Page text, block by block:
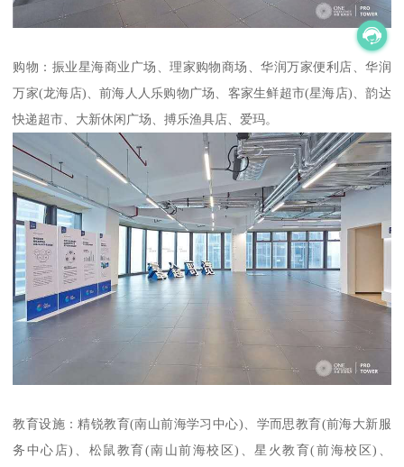
购物：振业星海商业广场、理家购物商场、华润万家便利店、华润
万家(龙海店)、前海人人乐购物广场、客家生鲜超市(星海店)、韵达
快递超市、大新休闲广场、搏乐渔具店、爱玛。
教育设施：精锐教育(南山前海学习中心)、学而思教育(前海大新服
务中心店)、松鼠教育(南山前海校区)、星火教育(前海校区)、